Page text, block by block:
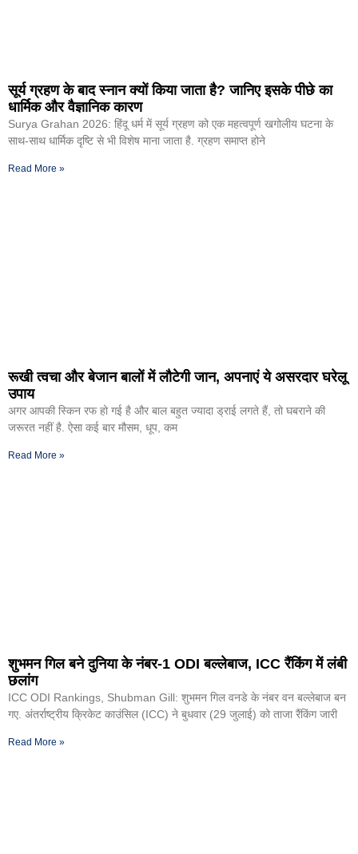
सूर्य ग्रहण के बाद स्नान क्यों किया जाता है? जानिए इसके पीछे का
धार्मिक और वैज्ञानिक कारण
Surya Grahan 2026: हिंदू धर्म में सूर्य ग्रहण को एक महत्वपूर्ण खगोलीय घटना के
साथ-साथ धार्मिक दृष्टि से भी विशेष माना जाता है. ग्रहण समाप्त होने
Read More »
रूखी त्वचा और बेजान बालों में लौटेगी जान, अपनाएं ये असरदार घरेलू
उपाय
अगर आपकी स्किन रफ हो गई है और बाल बहुत ज्यादा ड्राई लगते हैं, तो घबराने की
जरूरत नहीं है. ऐसा कई बार मौसम, धूप, कम
Read More »
शुभमन गिल बने दुनिया के नंबर-1 ODI बल्लेबाज, ICC रैंकिंग में लंबी
छलांग
ICC ODI Rankings, Shubman Gill: शुभमन गिल वनडे के नंबर वन बल्लेबाज बन
गए. अंतर्राष्ट्रीय क्रिकेट काउंसिल (ICC) ने बुधवार (29 जुलाई) को ताजा रैंकिंग जारी
Read More »